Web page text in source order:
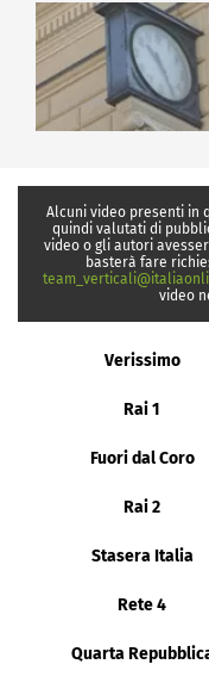
Alcuni video presenti in
quindi valutati di
video o gli autori
basterà fare
video
Verissimo
Rai 1
Fuori dal Coro
Rai 2
Stasera Italia
Rete 4
Quarta